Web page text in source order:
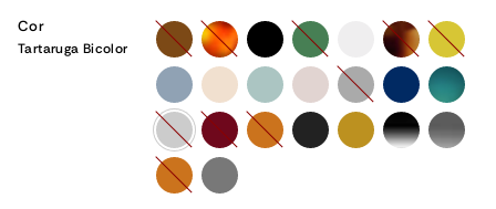
Cor
Tartaruga Bicolor
marromhavanapreto verde cristaltartaruga
amarelo
azul-
claro
champanhe
mentarose grafiteazul
verde-
degrade
tartaruga-
bicolor
vinho caramelo
preto-
fosco
amarelo-
ocre
preto-
degrade
grafite-
degrade
caramelo
grafite-
fosco